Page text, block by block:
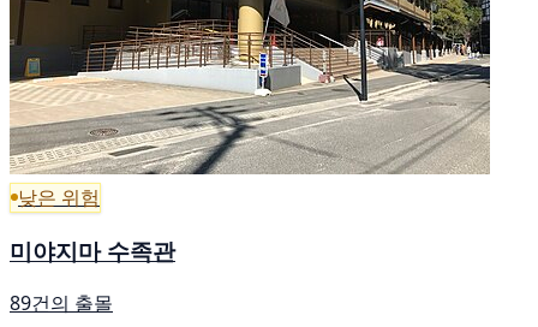
낮은 위험
미야지마 수족관
89건의 출몰